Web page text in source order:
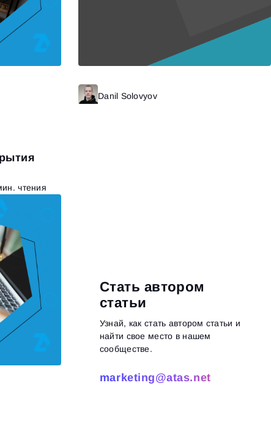
Danil Solovyov
чтения
Стать автором
статьи
Узнай, как стать автором статьи и
найти свое место в нашем
сообществе.
marketing@atas.net